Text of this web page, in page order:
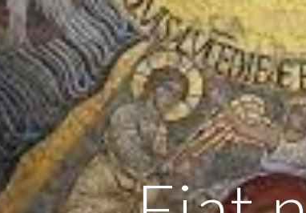
Skip to main content